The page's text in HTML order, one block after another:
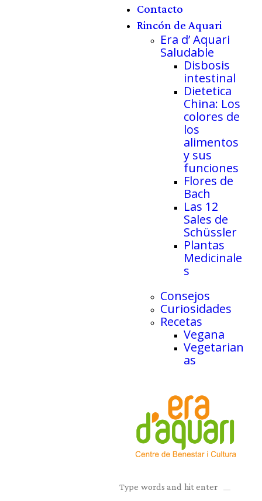
Contacto
Rincón de Aquari
Era d’ Aquari
Saludable
Disbosis
intestinal
Dietetica
China: Los
colores de
los
alimentos
y sus
funciones
Flores de
Bach
Las 12
Sales de
Schüssler
Plantas
Medicinale
s
Consejos
Curiosidades
Recetas
Vegana
Vegetarian
as